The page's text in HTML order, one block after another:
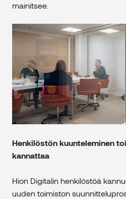
mainitsee.
Henkilöstön kuunteleminen
kannattaa
Hion Digitalin henkilöstöä
uuden toimiston